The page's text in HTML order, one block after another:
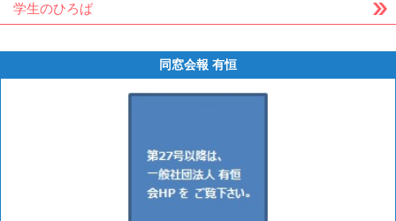
学生のひろば
同窓会報 有恒